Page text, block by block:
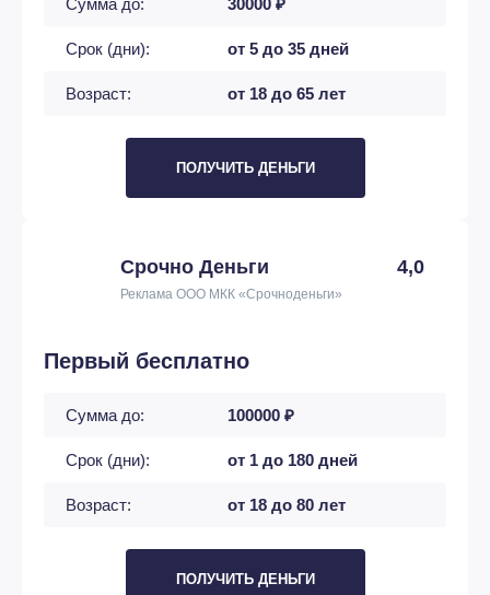
Сумма до: 30000 ₽
Срок (дни): от 5 до 35 дней
Возраст: от 18 до 65 лет
ПОЛУЧИТЬ ДЕНЬГИ
Срочно Деньги 4,0
Реклама ООО МКК «Срочноденьги»
Первый бесплатно
Сумма до: 100000 ₽
Срок (дни): от 1 до 180 дней
Возраст: от 18 до 80 лет
ПОЛУЧИТЬ ДЕНЬГИ